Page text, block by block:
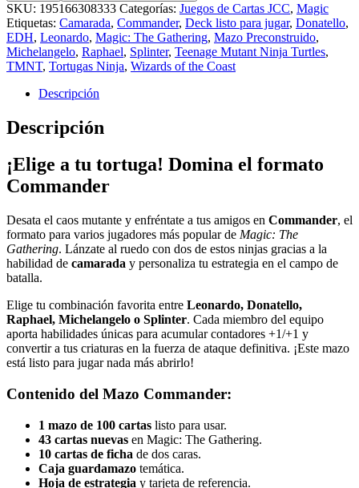
SKU: 195166308333 Categorías: Juegos de Cartas JCC, Magic
Etiquetas: Camarada, Commander, Deck listo para jugar, Donatello,
EDH, Leonardo, Magic: The Gathering, Mazo Preconstruido,
Michelangelo, Raphael, Splinter, Teenage Mutant Ninja Turtles,
TMNT, Tortugas Ninja, Wizards of the Coast
Descripción
Descripción
¡Elige a tu tortuga! Domina el formato
Commander
Desata el caos mutante y enfréntate a tus amigos en Commander, el
formato para varios jugadores más popular de Magic: The
Gathering. Lánzate al ruedo con dos de estos ninjas gracias a la
habilidad de camarada y personaliza tu estrategia en el campo de
batalla.
Elige tu combinación favorita entre Leonardo, Donatello,
Raphael, Michelangelo o Splinter. Cada miembro del equipo
aporta habilidades únicas para acumular contadores +1/+1 y
convertir a tus criaturas en la fuerza de ataque definitiva. ¡Este mazo
está listo para jugar nada más abrirlo!
Contenido del Mazo Commander:
1 mazo de 100 cartas listo para usar.
43 cartas nuevas en Magic: The Gathering.
10 cartas de ficha de dos caras.
Caja guardamazo temática.
Hoja de estrategia y tarjeta de referencia.